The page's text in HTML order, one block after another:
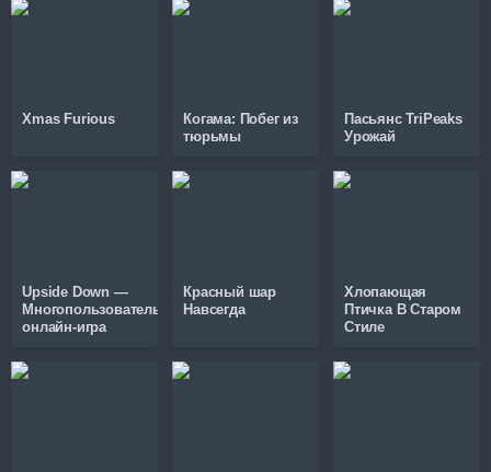
Xmas Furious
Когама: Побег из
тюрьмы
Пасьянс TriPeaks
Урожай
Upside Down —
Многопользовательская
онлайн-игра
Красный шар
Навсегда
Хлопающая
Птичка В Старом
Стиле